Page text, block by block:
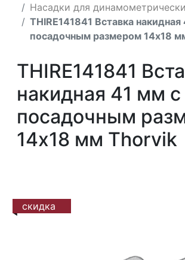
Насадки для
THIRE141841 Вставка
посадочным размером 14x18
THIRE141841
накидная 41 мм с
посадочным
14x18 мм Thorvik
скидка